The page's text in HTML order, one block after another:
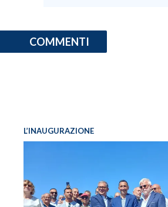
COMMENTI
L’INAUGURAZIONE